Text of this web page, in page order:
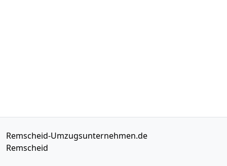
Remscheid-Umzugsunternehmen.de
Remscheid